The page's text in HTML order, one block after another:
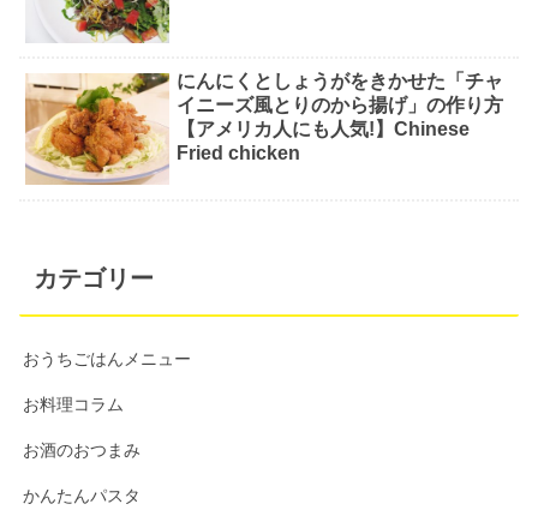
にんにくとしょうがをきかせた「チャ
イニーズ風とりのから揚げ」の作り方
【アメリカ人にも人気!】Chinese
Fried chicken
カテゴリー
おうちごはんメニュー
お料理コラム
お酒のおつまみ
かんたんパスタ